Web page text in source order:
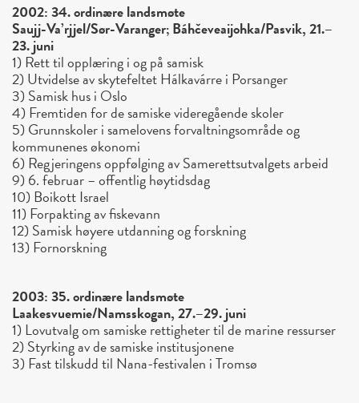
2002: 34. ordinære landsmøte
Saujj-Va’rjjel/Sør-Varanger; Báhčeveaijohka/Pasvik, 21.–
23. juni
1) Rett til opplæring i og på samisk
2) Utvidelse av skytefeltet Hálkavárre i Porsanger
3) Samisk hus i Oslo
4) Fremtiden for de samiske videregående skoler
5) Grunnskoler i samelovens forvaltningsområde og
kommunenes økonomi
6) Regjeringens oppfølging av Samerettsutvalgets arbeid
9) 6. februar – offentlig høytidsdag
10) Boikott Israel
11) Forpakting av fiskevann
12) Samisk høyere utdanning og forskning
13) Fornorskning
2003: 35. ordinære landsmøte
Laakesvuemie/Namsskogan, 27.–29. juni
1) Lovutvalg om samiske rettigheter til de marine ressurser
2) Styrking av de samiske institusjonene
3) Fast tilskudd til Nana-festivalen i Tromsø